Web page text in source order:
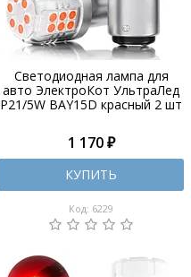
Светодиодная лампа для
авто ЭлектроКот УльтраЛед
P21/5W BAY15D красный 2 шт
1 170 ₽
КУПИТЬ
Код: 6229